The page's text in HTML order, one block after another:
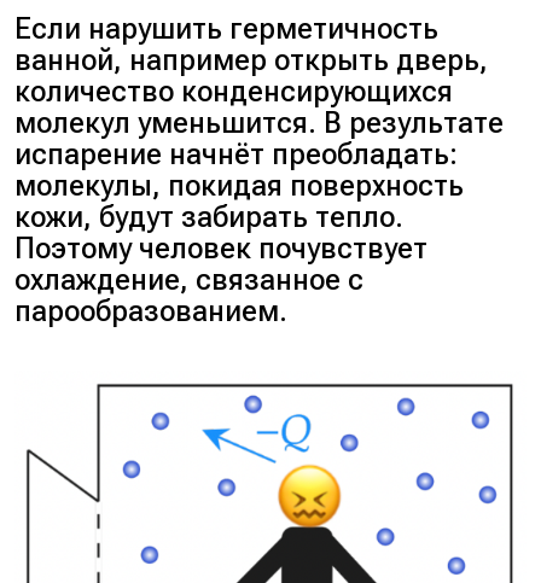
Если нарушить герметичность
ванной, например открыть дверь,
количество конденсирующихся
молекул уменьшится. В результате
испарение начнёт преобладать:
молекулы, покидая поверхность
кожи, будут забирать тепло.
Поэтому человек почувствует
охлаждение, связанное с
парообразованием.